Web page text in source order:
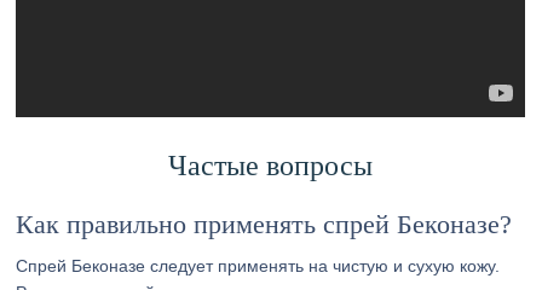
Частые вопросы
Как правильно применять спрей Беконазе?
Спрей Беконазе следует применять на чистую и сухую кожу.